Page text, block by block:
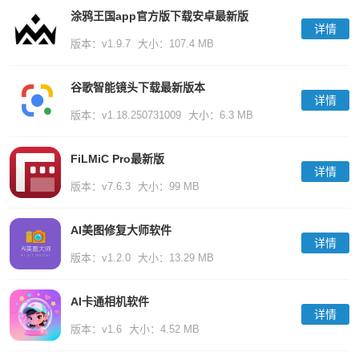
涂鸦王国app官方版下载安卓最新版
版本：v1.9.7 大小：107.4 MB
详情
谷歌智能镜头下载最新版本
版本：v1.18.250731009 大小：6.3 MB
详情
FiLMiC Pro最新版
版本：v7.6.3 大小：99 MB
详情
AI美图修复大师软件
版本：v1.2.0 大小：13.29 MB
详情
AI卡通相机软件
版本：v1.6 大小：4.52 MB
详情